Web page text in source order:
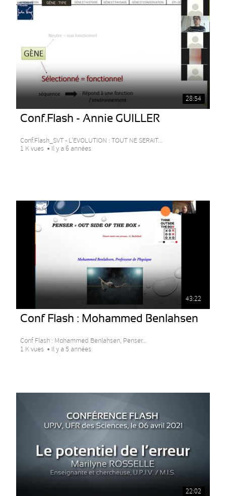
28:54
Conf.Flash - Annie GUILLER
Conf.Flash_SVT - L’EVOLUTION : TOUT NE SERAIT...
1 K vues
Il y a 6 années
43:22
Conf Flash : Mohammed Benlahsen
Conf Flash : Mohammed Benlahsen, Penser...
1 K vues
Il y a 5 années
22:02